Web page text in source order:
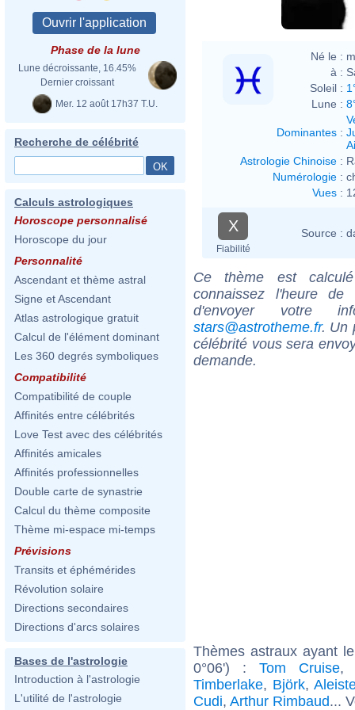
Phase de la lune
Lune décroissante, 16.45%
Dernier croissant
Mer. 12 août 17h37 T.U.
Recherche de célébrité
Calculs astrologiques
Horoscope personnalisé
Horoscope du jour
Personnalité
Ascendant et thème astral
Signe et Ascendant
Atlas astrologique gratuit
Calcul de l'élément dominant
Les 360 degrés symboliques
Compatibilité
Compatibilité de couple
Affinités entre célébrités
Love Test avec des célébrités
Affinités amicales
Affinités professionnelles
Double carte de synastrie
Calcul du thème composite
Thème mi-espace mi-temps
Prévisions
Transits et éphémérides
Révolution solaire
Directions secondaires
Directions d'arcs solaires
Bases de l'astrologie
Introduction à l'astrologie
L'utilité de l'astrologie
Né le :
à :
Soleil :
Lune :
Dominantes :
Astrologie Chinoise :
Numérologie :
Vues :
X
Fiabilité
Source :
Ce thème est
connaissez l'heure de
d'envoyer votre
stars@astrotheme.fr. Un
célébrité vous sera
demande.
Thèmes astraux ayant
0°06') :Tom Cruise
Timberlake, Björk,
Cudi, Arthur Rimbaud...